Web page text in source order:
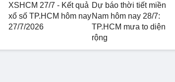
XSHCM 27/7 - Kết quả
xổ số TP.HCM hôm nay
27/7/2026
Dự báo thời tiết miền
Nam hôm nay 28/7:
TP.HCM mưa to diện
rộng